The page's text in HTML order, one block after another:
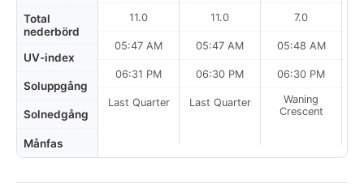
Total
nederbörd
UV-index
Soluppgång
Solnedgång
Månfas
11.0
05:47 AM
06:31 PM
Last Quarter
11.0
05:47 AM
06:30 PM
Last Quarter
7.0
05:48 AM
06:30 PM
Waning
Crescent